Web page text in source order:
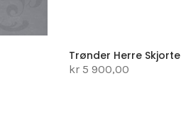
Trønder Herre Skjorte
kr 5 900,00